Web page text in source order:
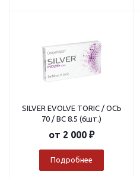
SILVER EVOLVE TORIC / ОСЬ
70 / BC 8.5 (6шт.)
от 2 000 ₽
Подробнее